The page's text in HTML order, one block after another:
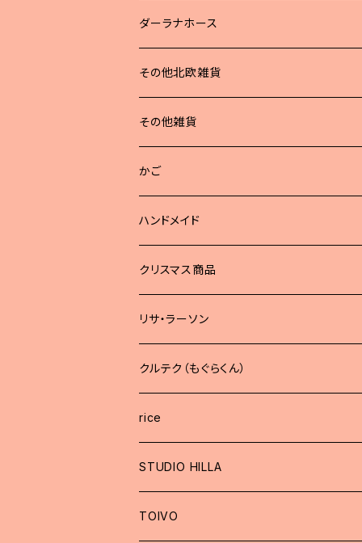
ダーラナホース
その他北欧雑貨
その他雑貨
かご
ハンドメイド
どうぶつブローチ
クリスマス商品
リサ・ラーソン
クルテク（もぐらくん）
rice
STUDIO HILLA
TOIVO